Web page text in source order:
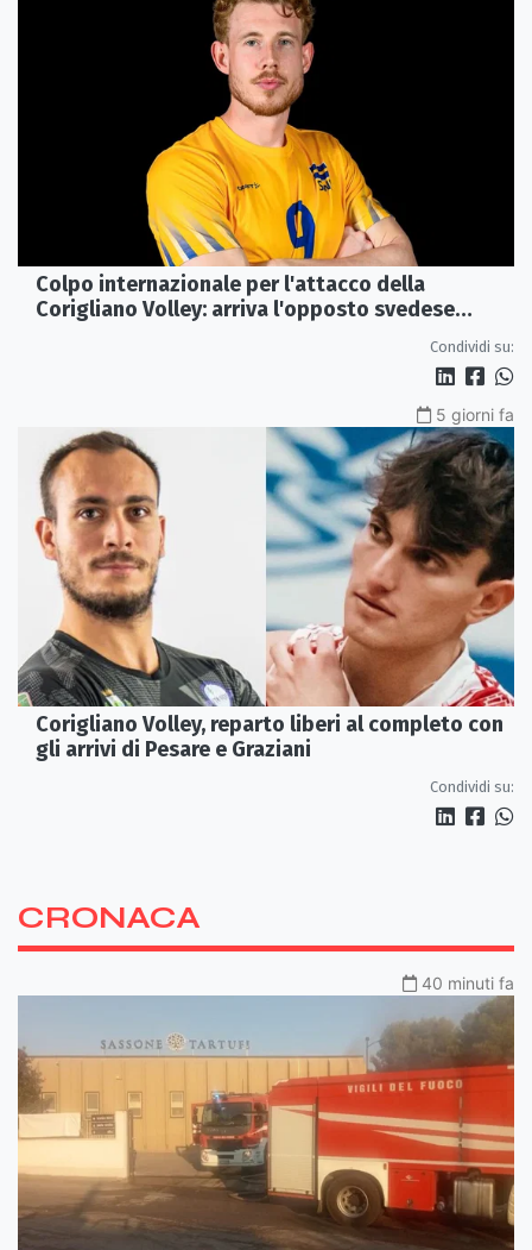
Colpo internazionale per l'attacco della
Corigliano Volley: arriva l'opposto svedese
Condividi su:
5 giorni fa
Corigliano Volley, reparto liberi al completo con
gli arrivi di Pesare e Graziani
Condividi su:
CRONACA
40 minuti fa